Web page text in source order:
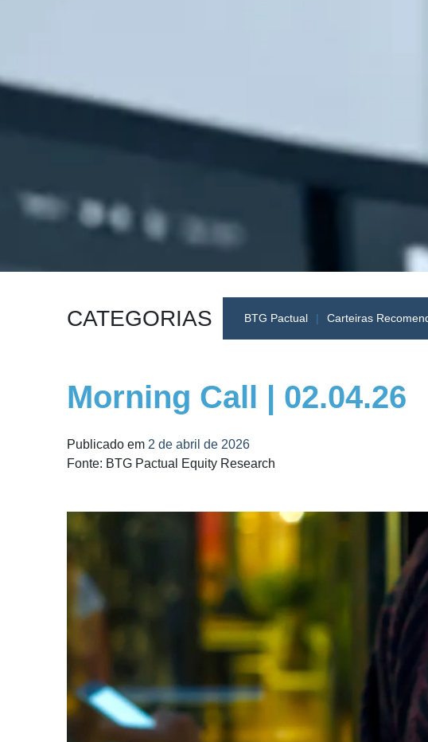
CATEGORIAS BTG Pactual Carteiras
Morning Call | 02.04.26
Publicado em 2 de abril de 2026
Fonte: BTG Pactual Equity Research